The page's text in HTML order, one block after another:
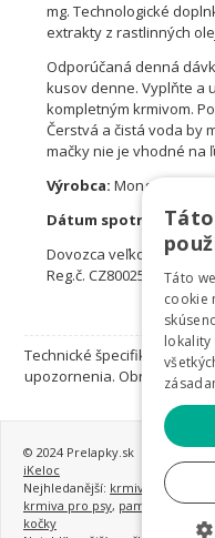
mg. Technologické
extrakty z rastlinných
Odporúčaná denná
kusov denne. Vyplňte a
kompletným krmivom.
Čerstvá a čistá voda by
mačky nie je vhodné na
Výrobca:Mong Taliansko
Dátum spotreby:
Dovozca veľkoobchodná
Reg.č. CZ800251-01
Technické špecifikácie sa
upozornenia. Obrázky
© 2024 Prelapky.sk
iKeloc
Nejhledanější: krmivo pro psy
krmiva pro psy, pamlsky pro psy
kočky
Táto
cookie
lokality